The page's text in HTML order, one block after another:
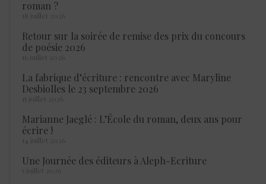
roman ?
18 juillet 2026
Retour sur la soirée de remise des prix du concours
de poésie 2026
16 juillet 2026
La fabrique d’écriture : rencontre avec Maryline
Desbiolles le 23 septembre 2026
15 juillet 2026
Marianne Jaeglé : L’École du roman, deux ans pour
écrire !
14 juillet 2026
Une Journée des éditeurs à Aleph-Ecriture
5 juillet 2026